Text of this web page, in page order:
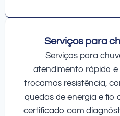
Serviços para
Serviços para
atendimento rápido e
trocamos resistência,
quedas de energia e fio
certificado com